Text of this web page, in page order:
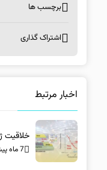
برچسب ها
اشتراک گذاری
اخبار مرتبط
خلاقیت
7 ماه پیش